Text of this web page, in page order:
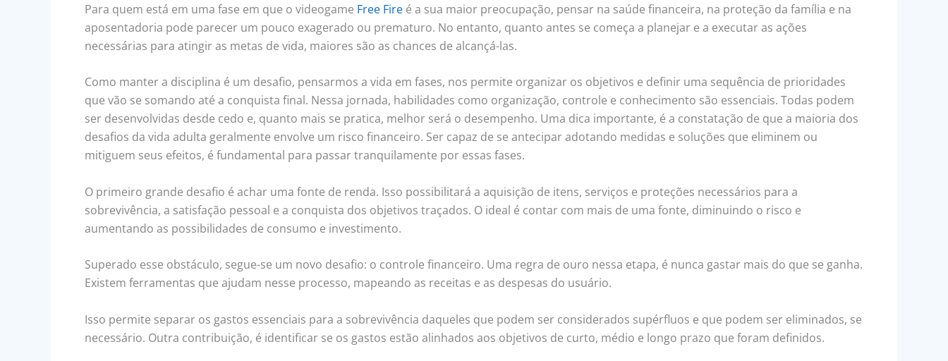
Para quem está em uma fase em que o videogame Free Fire é a sua maior preocupação, pensar na saúde financeira, na proteção da família e na
aposentadoria pode parecer um pouco exagerado ou prematuro. No entanto, quanto antes se começa a planejar e a executar as ações
necessárias para atingir as metas de vida, maiores são as chances de alcançá-las.
Como manter a disciplina é um desafio, pensarmos a vida em fases, nos permite organizar os objetivos e definir uma sequência de prioridades
que vão se somando até a conquista final. Nessa jornada, habilidades como organização, controle e conhecimento são essenciais. Todas podem
ser desenvolvidas desde cedo e, quanto mais se pratica, melhor será o desempenho. Uma dica importante, é a constatação de que a maioria dos
desafios da vida adulta geralmente envolve um risco financeiro. Ser capaz de se antecipar adotando medidas e soluções que eliminem ou
mitiguem seus efeitos, é fundamental para passar tranquilamente por essas fases.
O primeiro grande desafio é achar uma fonte de renda. Isso possibilitará a aquisição de itens, serviços e proteções necessários para a
sobrevivência, a satisfação pessoal e a conquista dos objetivos traçados. O ideal é contar com mais de uma fonte, diminuindo o risco e
aumentando as possibilidades de consumo e investimento.
Superado esse obstáculo, segue-se um novo desafio: o controle financeiro. Uma regra de ouro nessa etapa, é nunca gastar mais do que se ganha.
Existem ferramentas que ajudam nesse processo, mapeando as receitas e as despesas do usuário.
Isso permite separar os gastos essenciais para a sobrevivência daqueles que podem ser considerados supérfluos e que podem ser eliminados, se
necessário. Outra contribuição, é identificar se os gastos estão alinhados aos objetivos de curto, médio e longo prazo que foram definidos.